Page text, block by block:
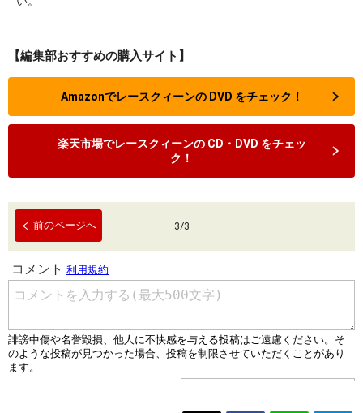
【編集部おすすめの購入サイト】
Amazonでレースクィーンの DVD をチェック！
楽天市場でレースクィーンの CD・DVD をチェッ
ク！
前のページへ 3/3